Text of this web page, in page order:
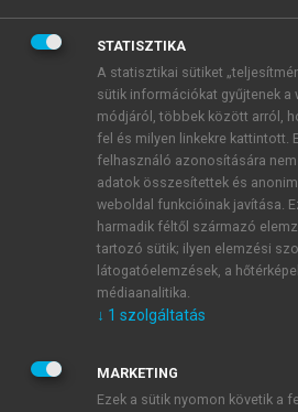
BELÉPÉS SAJÁT
ÚJ FIÓK
1 óra díjmentes hozzáférés
E-MAIL-CÍM
JELSZÓ
STATISZTIKA
A statisztikai sütiket
sütik információkat gyűjtenek a
módjáról, többek között arról,
fel és milyen linkekre kattintott.
felhasználó azonosítására
adatok összesítettek és
weboldal funkcióinak javítása.
harmadik féltől származó
tartozó sütik; ilyen elemzési
látogatóelemzések, a
médiaanalitika.
↓ 1 szolgáltatás
MARKETING
Ezek a sütik nyomon követik a